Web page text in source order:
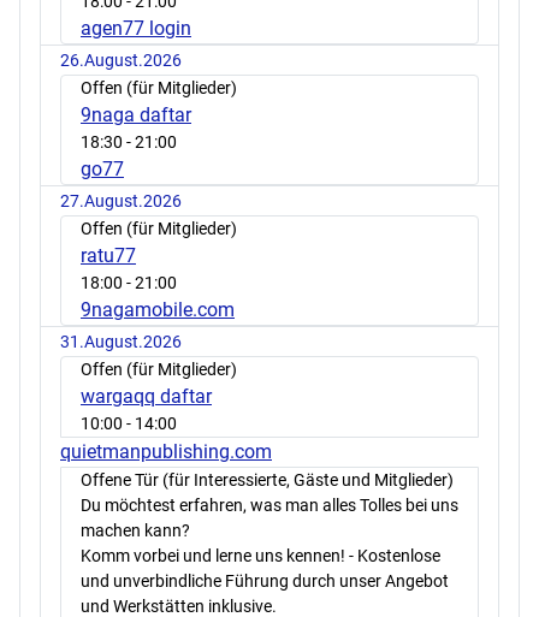
agen77 login
26.August.2026
Offen (für Mitglieder)
9naga daftar
18:30 - 21:00
go77
27.August.2026
Offen (für Mitglieder)
ratu77
18:00 - 21:00
9nagamobile.com
31.August.2026
Offen (für Mitglieder)
wargaqq daftar
10:00 - 14:00
quietmanpublishing.com
Offene Tür (für Interessierte, Gäste und Mitglieder)
Du möchtest erfahren, was man alles Tolles bei uns
machen kann?
Komm vorbei und lerne uns kennen! - Kostenlose
und unverbindliche Führung durch unser Angebot
und Werkstätten inklusive.